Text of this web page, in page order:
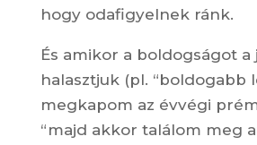
hogy odafigyelnek ránk.
És amikor a boldogságot a
halasztjuk (pl. “boldogabb
megkapom az évvégi
“majd akkor találom meg